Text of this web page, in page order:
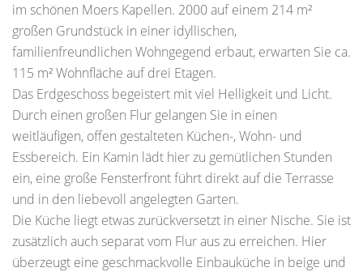
im schönen Moers Kapellen. 2000 auf einem 214 m²
großen Grundstück in einer idyllischen,
familienfreundlichen Wohngegend erbaut, erwarten Sie ca.
115 m² Wohnfläche auf drei Etagen.
Das Erdgeschoss begeistert mit viel Helligkeit und Licht.
Durch einen großen Flur gelangen Sie in einen
weitläufigen, offen gestalteten Küchen-, Wohn- und
Essbereich. Ein Kamin lädt hier zu gemütlichen Stunden
ein, eine große Fensterfront führt direkt auf die Terrasse
und in den liebevoll angelegten Garten.
Die Küche liegt etwas zurückversetzt in einer Nische. Sie ist
zusätzlich auch separat vom Flur aus zu erreichen. Hier
überzeugt eine geschmackvolle Einbauküche in beige und